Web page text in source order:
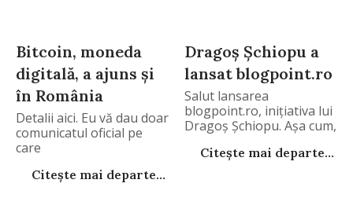
Bitcoin, moneda
digitală, a ajuns și
în România
Detalii aici. Eu vă dau doar
comunicatul oficial pe
care
Citește mai departe...
Dragoş Şchiopu a
lansat blogpoint.ro
Salut lansarea
blogpoint.ro, iniţiativa lui
Dragoş Şchiopu. Aşa cum,
Citește mai departe...